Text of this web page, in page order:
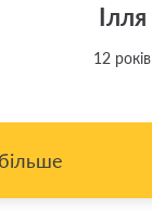
Ілля
12 років